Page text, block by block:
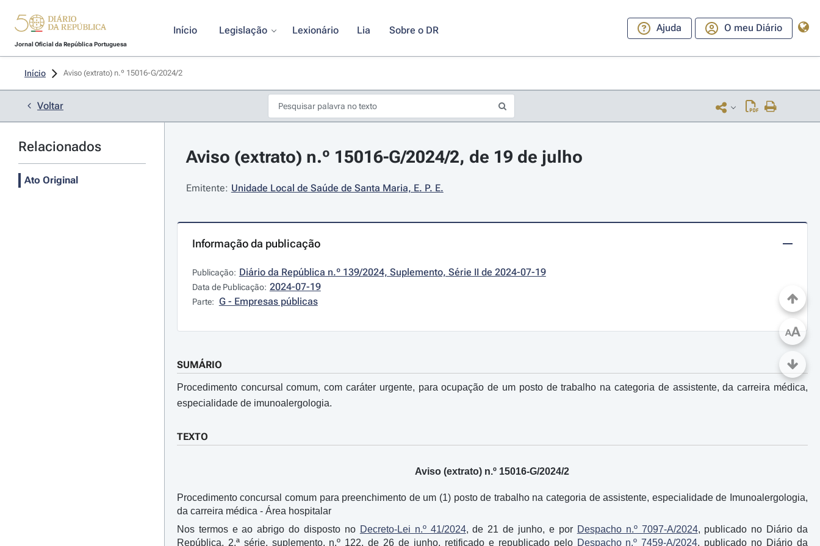
Jornal Oficial da República Portuguesa
Início Legislação Lexionário Lia Sobre o DR Ajuda O meu Diário
Início Aviso (extrato) n.º 15016-G/2024/2
Voltar
Relacionados
Ato Original
Aviso (extrato) n.º 15016-G/2024/2, de 19 de julho
Emitente: Unidade Local de Saúde de Santa Maria, E. P. E.
Informação da publicação
Publicação: Diário da República n.º 139/2024, Suplemento, Série II de 2024-07-19
Data de Publicação: 2024-07-19
Parte: G - Empresas públicas
SUMÁRIO
Procedimento concursal comum, com caráter urgente, para ocupação de um posto de trabalho na categoria de assistente, da carreira médica,
especialidade de imunoalergologia.
TEXTO
Aviso (extrato) n.º 15016-G/2024/2
Procedimento concursal comum para preenchimento de um (1) posto de trabalho na categoria de assistente, especialidade de Imunoalergologia,
da carreira médica - Área hospitalar
Nos termos e ao abrigo do disposto no Decreto-Lei n.º 41/2024, de 21 de junho, e por Despacho n.º 7097-A/2024, publicado no Diário da
República, 2.ª série, suplemento, n.º 122, de 26 de junho, retificado e republicado pelo Despacho n.º 7459-A/2024, publicado no Diário da
AA